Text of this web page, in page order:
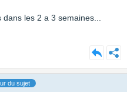
les 2 a 3 semaines...
du sujet